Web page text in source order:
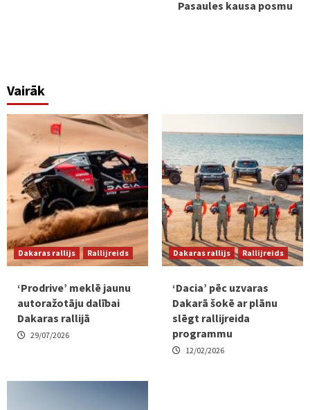
Pasaules kausa posmu
Vairāk
Dakaras rallijs Rallijreids
‘Prodrive’ meklē jaunu
autoražotāju dalībai
Dakaras rallijā
29/07/2026
Dakaras rallijs Rallijreids
‘Dacia’ pēc uzvaras
Dakarā šokē ar plānu
slēgt rallijreida
programmu
12/02/2026